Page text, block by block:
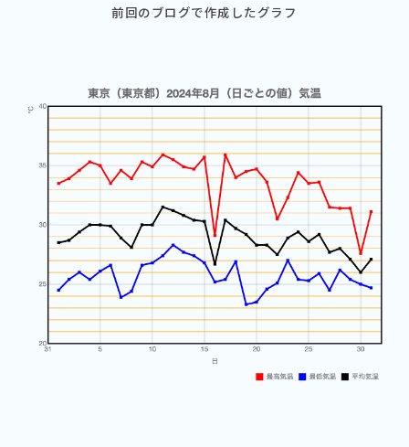
前回のブログで作成したグラフ